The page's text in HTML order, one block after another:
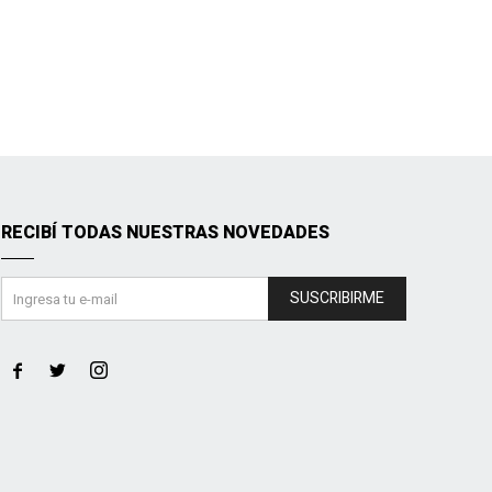
RECIBÍ TODAS NUESTRAS NOVEDADES
SUSCRIBIRME
  